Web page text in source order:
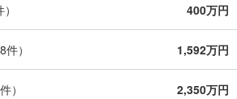
400万円
件） 1,592万円
件） 2,350万円